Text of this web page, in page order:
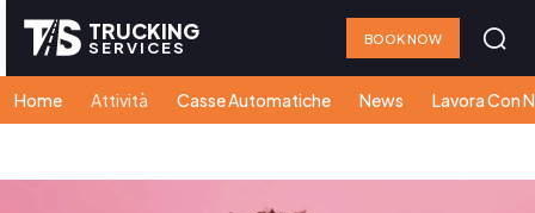
TRUCKING
SERVICES BOOK NOW
Home Attività Casse Automatiche News Lavora Con